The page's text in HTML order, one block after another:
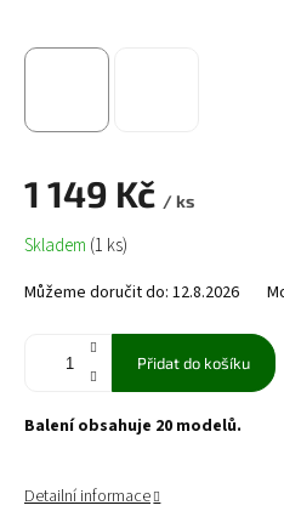
1 149 Kč / ks
Měrná
cena:
Skladem (1 ks)
Můžeme doručit do: 12.8.2026
Přidat do košíku
Balení obsahuje 20 modelů.
Detailní informace